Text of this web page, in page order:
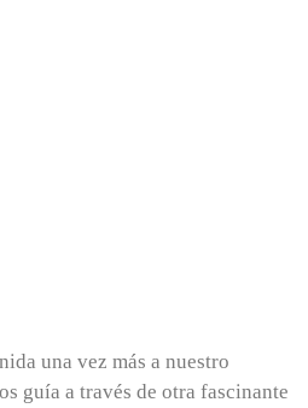
una vez más a nuestro
guía a través de otra fascinante